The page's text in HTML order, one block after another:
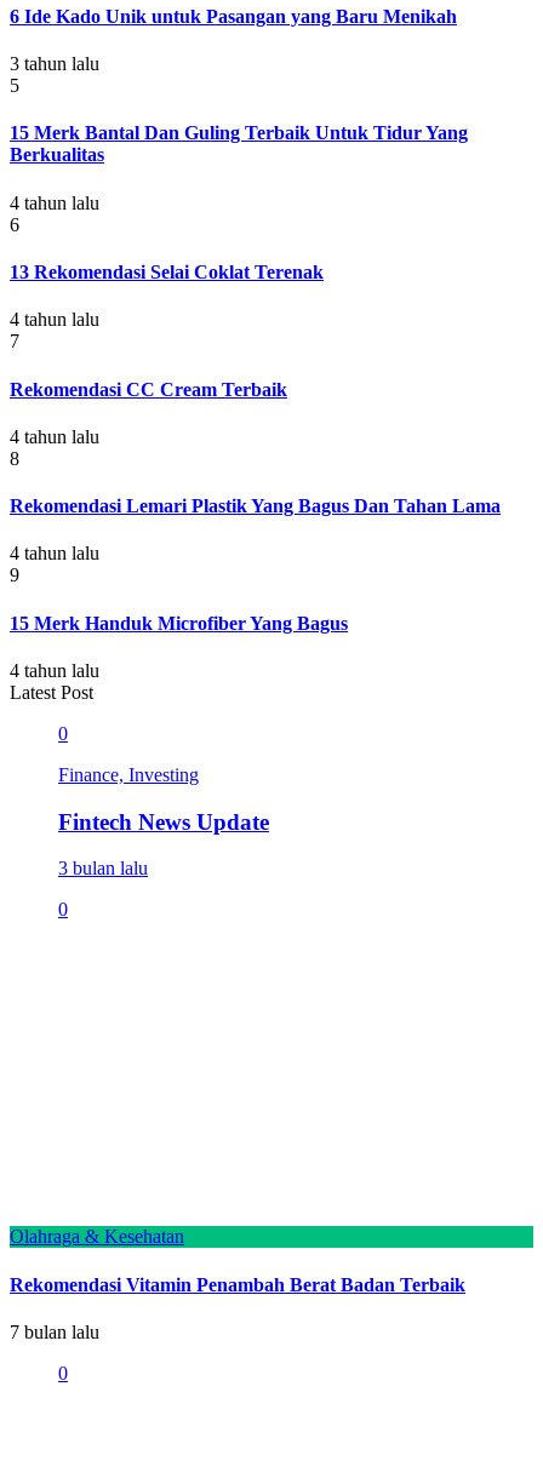
6 Ide Kado Unik untuk Pasangan yang Baru Menikah
3 tahun lalu
5
15 Merk Bantal Dan Guling Terbaik Untuk Tidur Yang
Berkualitas
4 tahun lalu
6
13 Rekomendasi Selai Coklat Terenak
4 tahun lalu
7
Rekomendasi CC Cream Terbaik
4 tahun lalu
8
Rekomendasi Lemari Plastik Yang Bagus Dan Tahan Lama
4 tahun lalu
9
15 Merk Handuk Microfiber Yang Bagus
4 tahun lalu
Latest Post
0
Finance, Investing
Fintech News Update
3 bulan lalu
0
Olahraga & Kesehatan
Rekomendasi Vitamin Penambah Berat Badan Terbaik
7 bulan lalu
0